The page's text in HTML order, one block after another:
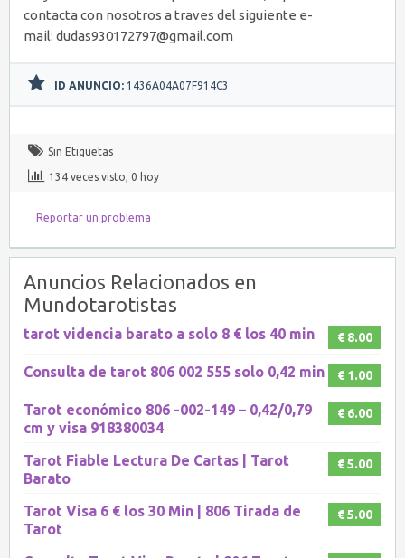
contacta con nosotros a traves del siguiente e-
mail: dudas930172797@gmail.com
ID ANUNCIO: 1436A04A07F914C3
Sin Etiquetas
134 veces visto, 0 hoy
Reportar un problema
Anuncios Relacionados en
Mundotarotistas
€ 8.00
tarot videncia barato a solo 8 € los 40 min
€ 1.00
Consulta de tarot 806 002 555 solo 0,42 min
€ 6.00
Tarot económico 806 -002-149 – 0,42/0,79
cm y visa 918380034
€ 5.00
Tarot Fiable Lectura De Cartas | Tarot
Barato
€ 5.00
Tarot Visa 6 € los 30 Min | 806 Tirada de
Tarot